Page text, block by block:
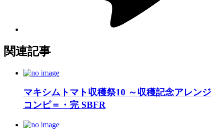
関連記事
マキシムトマト収穫祭10 ～収穫記念アレンジ
コンピ＝・完 SBFR